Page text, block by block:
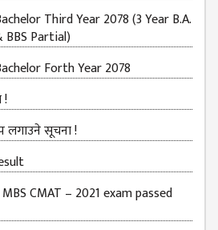
Third Year 2078 (3 Year B.A.
BBS Partial)
Forth Year 2078
!
लगाउने सूचना !
CMAT – 2021 exam passed